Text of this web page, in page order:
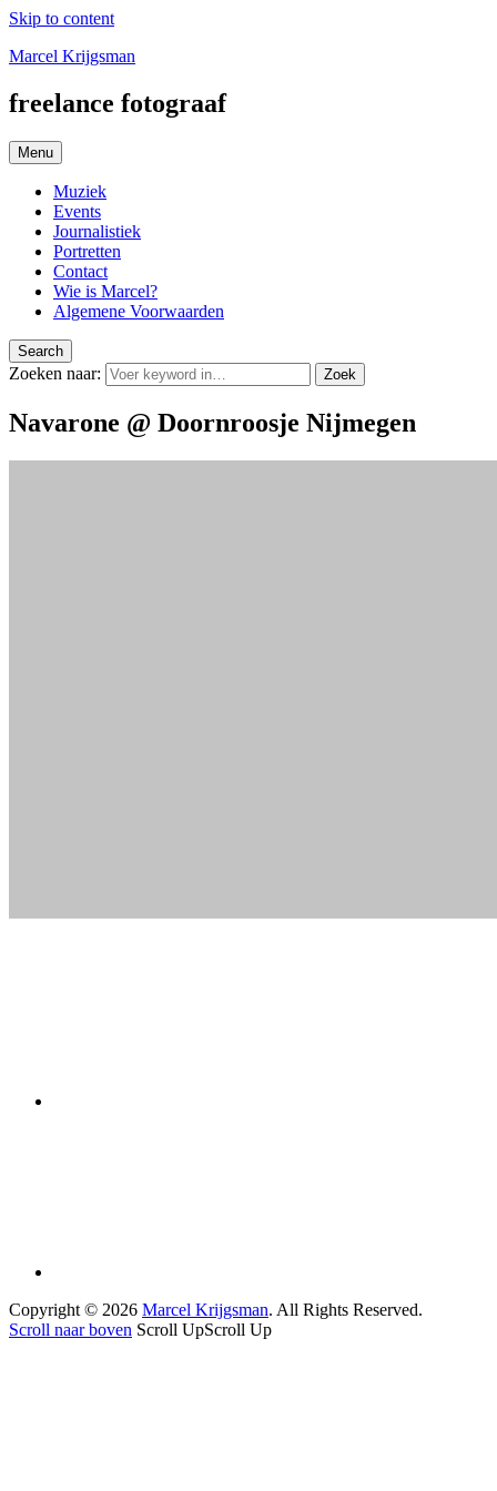
Skip to content
Marcel Krijgsman
freelance fotograaf
Menu
Muziek
Events
Journalistiek
Portretten
Contact
Wie is Marcel?
Algemene Voorwaarden
Search
Zoeken naar: Zoek
Navarone @ Doornroosje Nijmegen
Copyright © 2026 Marcel Krijgsman. All Rights Reserved.
Scroll naar boven Scroll UpScroll Up